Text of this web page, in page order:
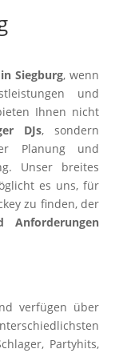
Siegburg, wenn
und
Ihnen nicht
DJs, sondern
Planung und
Unser breites
es uns, für
zu finden, der
Anforderungen
verfügen über
Partyhits,